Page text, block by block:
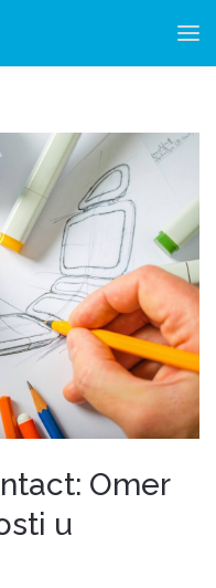
Omer
u